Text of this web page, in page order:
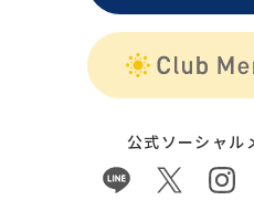
公式ソーシャル